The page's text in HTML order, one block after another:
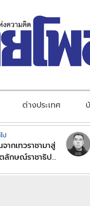
ต่างประเทศ
ป
ากเทวราชามาสู่
ลักษณ์ราชาธิป